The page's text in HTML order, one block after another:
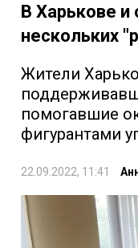
В Харькове и
нескольких
Жители
помогавшие
фигурантами
22.09.2022, 11:41